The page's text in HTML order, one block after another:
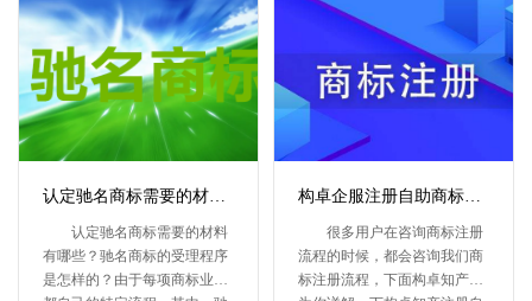
认定驰名商标需要的材料
有哪些？驰名商标的受理程序
是怎样的？由于每项商标业务
很多用户在咨询商标注册
流程的时候，都会咨询我们商
标注册流程，下面构卓知产就